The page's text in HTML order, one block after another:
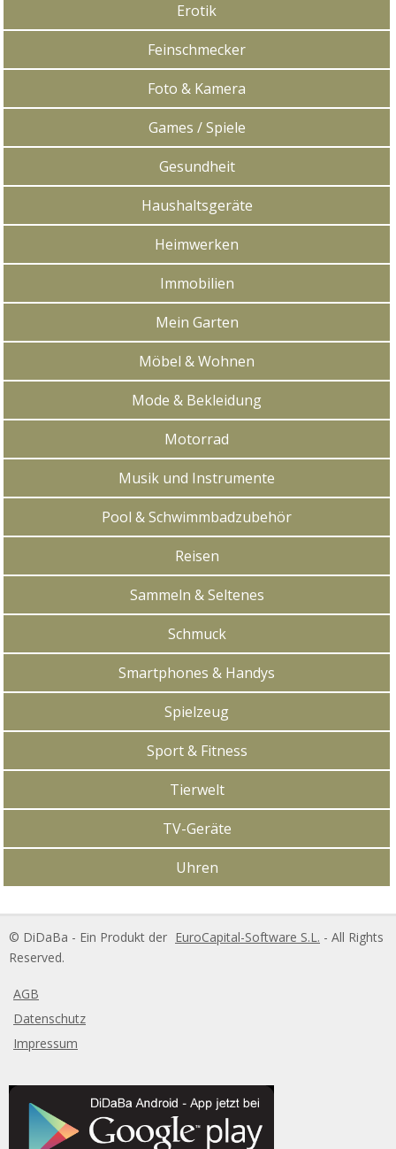
Erotik
Feinschmecker
Foto & Kamera
Games / Spiele
Gesundheit
Haushaltsgeräte
Heimwerken
Immobilien
Mein Garten
Möbel & Wohnen
Mode & Bekleidung
Motorrad
Musik und Instrumente
Pool & Schwimmbadzubehör
Reisen
Sammeln & Seltenes
Schmuck
Smartphones & Handys
Spielzeug
Sport & Fitness
Tierwelt
TV-Geräte
Uhren
DiDaBa Copyright
© DiDaBa - Ein Produkt der EuroCapital-Software S.L. - All Rights
Reserved.
AGB
Datenschutz
Impressum